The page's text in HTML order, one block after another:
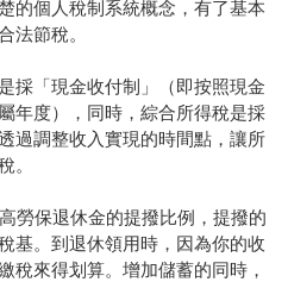
的個人稅制系統概念，有了基本
法節稅。
採「現金收付制」（即按照現金
年度），同時，綜合所得稅是採
過調整收入實現的時間點，讓所
。
勞保退休金的提撥比例，提撥的
基。到退休領用時，因為你的收
稅來得划算。增加儲蓄的同時，